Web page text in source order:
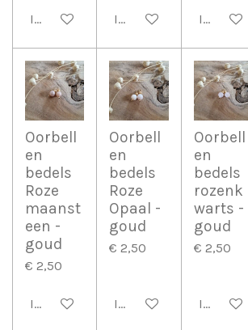
In winkelwagenIn winkelwagenIn
Oorbell
en
bedels
Roze
maanst
een -
goud
€ 2,50
In winkelwagen
Oorbell
en
bedels
Roze
Opaal -
goud
€ 2,50
In winkelwagen
Oorbell
en
bedels
rozenk
warts -
goud
€ 2,50
In